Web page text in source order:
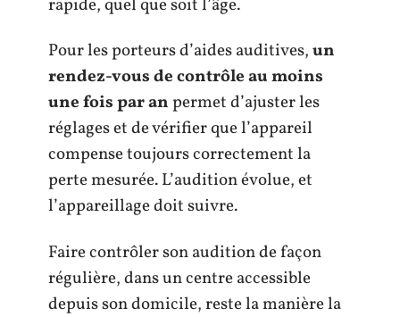
rapide, quel que soit l’âge.
Pour les porteurs d’aides auditives,un
rendez-vous de contrôle au moins
une fois par anpermet d’ajuster les
réglages et de vérifier que l’appareil
compense toujours correctement la
perte mesurée. L’audition évolue, et
l’appareillage doit suivre.
Faire contrôler son audition de façon
régulière, dans un centre accessible
depuis son domicile, reste la manière la